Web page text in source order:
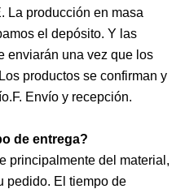
La producción en masa
el depósito. Y las
enviarán una vez que los
productos se confirman y
Envío y recepción.
de entrega?
principalmente del material,
pedido. El tiempo de